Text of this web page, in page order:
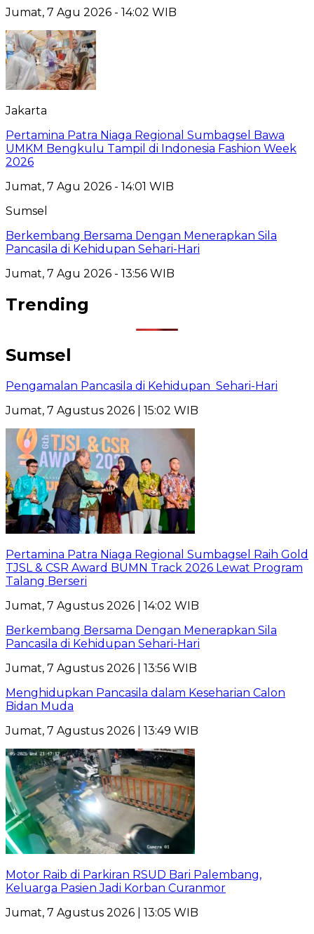
Jumat, 7 Agu 2026 - 14:02 WIB
Jakarta
Pertamina Patra Niaga Regional Sumbagsel Bawa
UMKM Bengkulu Tampil di Indonesia Fashion Week
2026
Jumat, 7 Agu 2026 - 14:01 WIB
Sumsel
Berkembang Bersama Dengan Menerapkan Sila
Pancasila di Kehidupan Sehari-Hari
Jumat, 7 Agu 2026 - 13:56 WIB
Trending
Sumsel
Pengamalan Pancasila di Kehidupan Sehari-Hari
Jumat, 7 Agustus 2026 | 15:02 WIB
Pertamina Patra Niaga Regional Sumbagsel Raih Gold
TJSL & CSR Award BUMN Track 2026 Lewat Program
Talang Berseri
Jumat, 7 Agustus 2026 | 14:02 WIB
Berkembang Bersama Dengan Menerapkan Sila
Pancasila di Kehidupan Sehari-Hari
Jumat, 7 Agustus 2026 | 13:56 WIB
Menghidupkan Pancasila dalam Keseharian Calon
Bidan Muda
Jumat, 7 Agustus 2026 | 13:49 WIB
Motor Raib di Parkiran RSUD Bari Palembang,
Keluarga Pasien Jadi Korban Curanmor
Jumat, 7 Agustus 2026 | 13:05 WIB